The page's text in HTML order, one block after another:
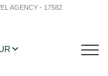
AGENCY - 17582